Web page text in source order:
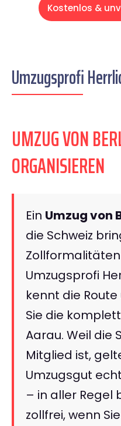
Kostenlos &
Umzugsprofi
UMZUG VON
ORGANISIEREN
Ein Umzug von
die Schweiz
Umzugsprofi
kennt die
Sie die
Aarau. Weil die
Mitglied ist,
Umzugsgut
– in aller Regel
zollfrei, wenn